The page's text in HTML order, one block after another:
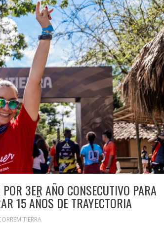
3ER AÑO CONSECUTIVO PARA
15 AÑOS DE TRAYECTORIA